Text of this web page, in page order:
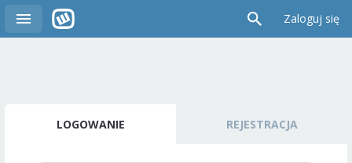
Zaloguj się
LOGOWANIE REJESTRACJA